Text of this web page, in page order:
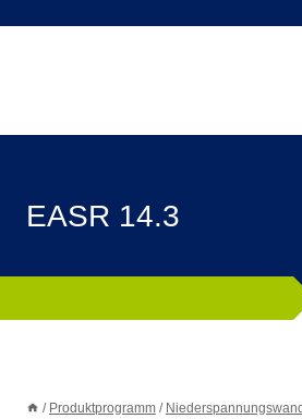
EASR 14.3
/ Produktprogramm /